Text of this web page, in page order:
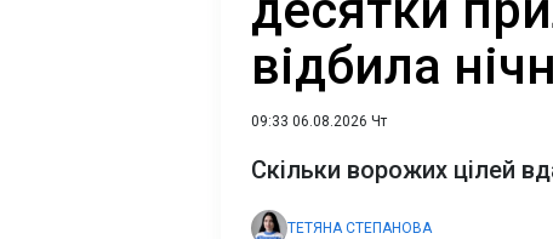
відбила
09:33 06.08.2026 Чт
Скільки ворожих цілей
ТЕТЯНА СТЕПАНОВА